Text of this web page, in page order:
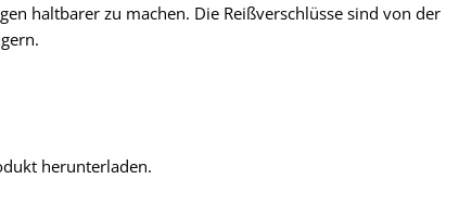
haltbarer zu machen. Die Reißverschlüsse sind von der
herunterladen.